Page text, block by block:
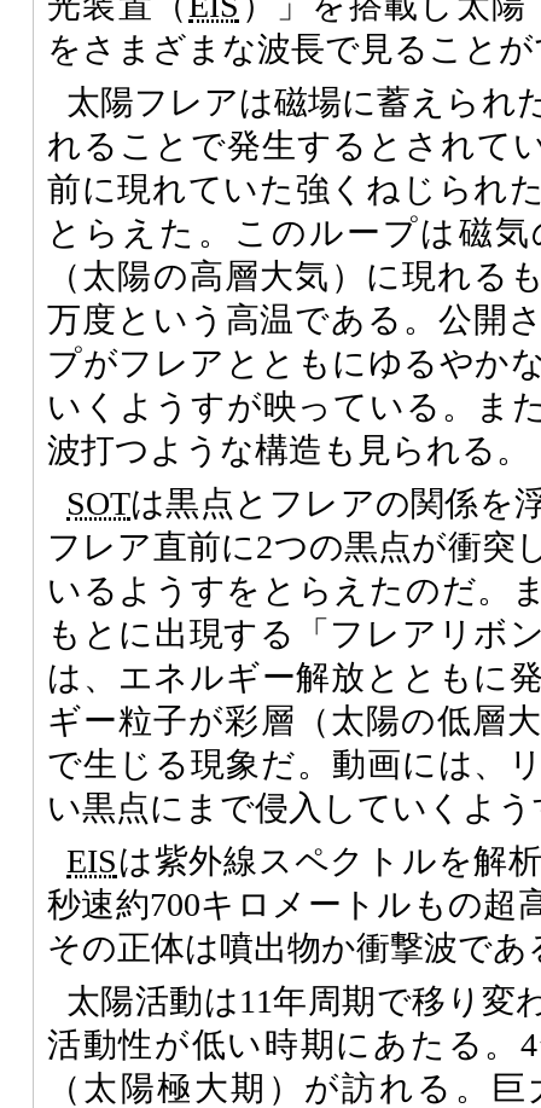
をさまざまな波長で見ること
太陽フレアは磁場に蓄えられ
れることで発生するとされて
前に現れていた強くねじられ
とらえた。このループは磁
（太陽の高層大気）に現れる
万度という高温である。公開
プがフレアとともにゆるやか
いくようすが映っている。ま
波打つような構造も見られる。
SOTは黒点とフレアの関係を
フレア直前に2つの黒点が衝突
いるようすをとらえたのだ。
もとに出現する「フレアリボ
は、エネルギー解放とともに
ギー粒子が彩層（太陽の低層
で生じる現象だ。動画には、
い黒点にまで侵入していくよ
EISは紫外線スペクトルを解
秒速約700キロメートルもの超
その正体は噴出物か衝撃波で
太陽活動は11年周期で移り変
活動性が低い時期にあたる。
（太陽極大期）が訪れる。